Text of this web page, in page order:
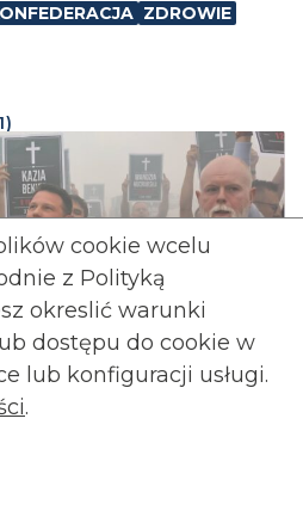
ZDROWIE
1)
coś!
cookie wcelu
z Polityką
okreslić warunki
dostępu do cookie w
lub konfiguracji usługi.
.